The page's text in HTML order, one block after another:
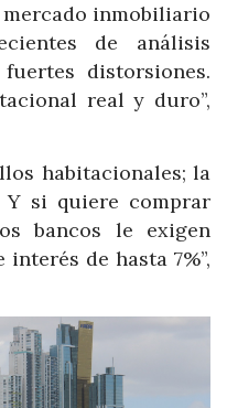
mercado inmobiliario
de análisis
distorsiones.
real y duro”,
habitacionales; la
Y si quiere comprar
bancos le exigen
de hasta 7%”,